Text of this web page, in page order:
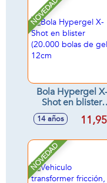
NOVEDAD
Bola Hypergel X-
Shot en blister
(20.000 bolas de
gel) 12cm
14 años
NOVEDAD